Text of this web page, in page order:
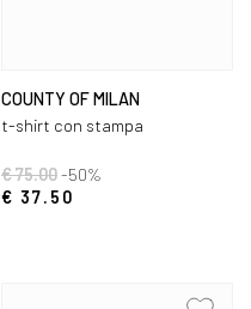
COUNTY OF MILAN
t-shirt con stampa
€ 75.00-50%
€ 37.50